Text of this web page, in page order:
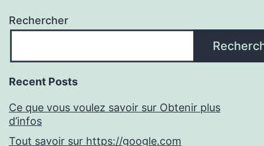
Rechercher
Recent Posts
Ce que vous voulez savoir sur Obtenir plus
d’infos
Tout savoir sur https://google.com